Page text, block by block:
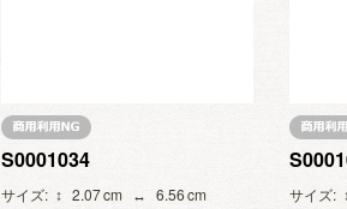
S0001034
サイズ 2.07 6.56 サイズ